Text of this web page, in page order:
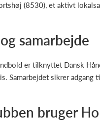
(8530), et aktivt
samarbejde
er tilknyttet Dansk
Samarbejdet sikrer adgang
bruger